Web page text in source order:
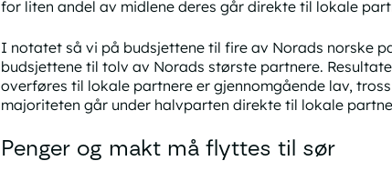
for liten andel av midlene deres går direkte til lokale
I notatet så vi på budsjettene til fire av Norads norske
budsjettene til tolv av Norads største partnere.
overføres til lokale partnere er gjennomgående lav,
majoriteten går under halvparten direkte til lokale
Penger og makt må flyttes til sør